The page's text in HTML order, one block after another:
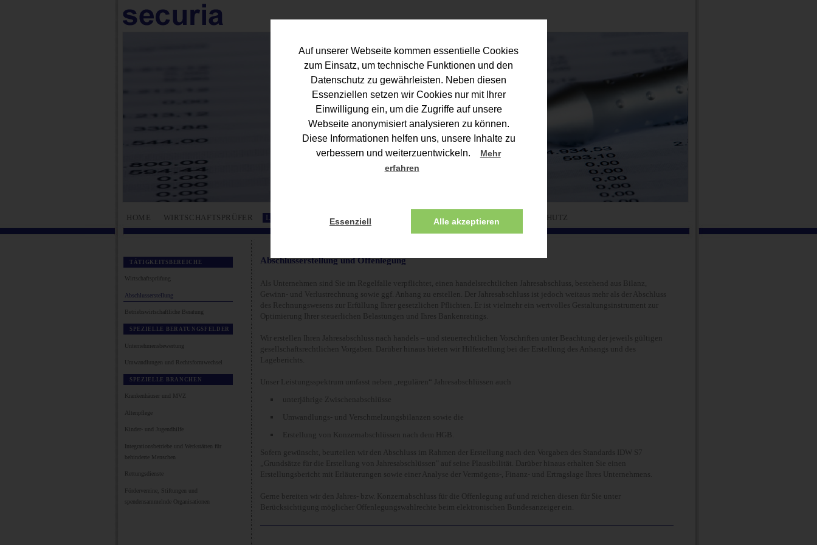
Auf unserer Webseite kommen essentielle Cookies
zum Einsatz, um technische Funktionen und den
Datenschutz zu gewährleisten. Neben diesen
Essenziellen setzen wir Cookies nur mit Ihrer
Einwilligung ein, um die Zugriffe auf unsere
Webseite anonymisiert analysieren zu können.
Diese Informationen helfen uns, unsere Inhalte zu
verbessern und weiterzuentwickeln.
Mehr
erfahren
Essenziell Alle akzeptieren
HOME WIRTSCHAFTSPRÜFER LEISTUNGEN KOOPERATION KONTAKT IMPRESSUM / DATENSCHUTZ
TÄTIGKEITSBEREICHE
Wirtschaftsprüfung
Abschlusserstellung
Betriebswirtschaftliche Beratung
SPEZIELLE BERATUNGSFELDER
Unternehmensbewertung
Umwandlungen und Rechtsformwechsel
SPEZIELLE BRANCHEN
Krankenhäuser und MVZ
Altenpflege
Kinder- und Jugendhilfe
Integrationsbetriebe und Werkstätten für
behinderte Menschen
Rettungsdienste
Fördervereine, Stiftungen und
spendensammelnde Organisationen
Abschlusserstellung und Offenlegung
Als Unternehmen sind Sie im Regelfalle verpflichtet, einen handelsrechtlichen Jahresabschluss, bestehend aus Bilanz,
Gewinn- und Verlustrechnung sowie ggf. Anhang zu erstellen. Der Jahresabschluss ist jedoch weitaus mehr als der Abschluss
des Rechnungswesens zur Erfüllung Ihrer gesetzlichen Pflichten. Er ist vielmehr ein wertvolles Gestaltungsinstrument zur
Optimierung Ihrer steuerlichen Belastungen und Ihres Bankenratings.
Wir erstellen Ihren Jahresabschluss nach handels – und steuerrechtlichen Vorschriften unter Beachtung der jeweils gültigen
gesellschaftsrechtlichen Vorgaben. Darüber hinaus bieten wir Hilfestellung bei der Erstellung des Anhangs und des
Lageberichts.
Unser Leistungsspektrum umfasst neben „regulären“ Jahresabschlüssen auch
unterjährige Zwischenabschlüsse
Umwandlungs- und Verschmelzungsbilanzen sowie die
Erstellung von Konzernabschlüssen nach dem HGB.
Sofern gewünscht, beurteilen wir den Abschluss im Rahmen der Erstellung nach den Vorgaben des Standards IDW S7
„Grundsätze für die Erstellung von Jahresabschlüssen" auf seine Plausibilität. Darüber hinaus erhalten Sie einen
Erstellungsbericht mit Erläuterungen sowie einer Analyse der Vermögens-, Finanz- und Ertragslage Ihres Unternehmens.
Gerne bereiten wir den Jahres- bzw. Konzernabschluss für die Offenlegung auf und reichen diesen für Sie unter
Berücksichtigung möglicher Offenlegungswahlrechte beim elektronischen Bundesanzeiger ein.